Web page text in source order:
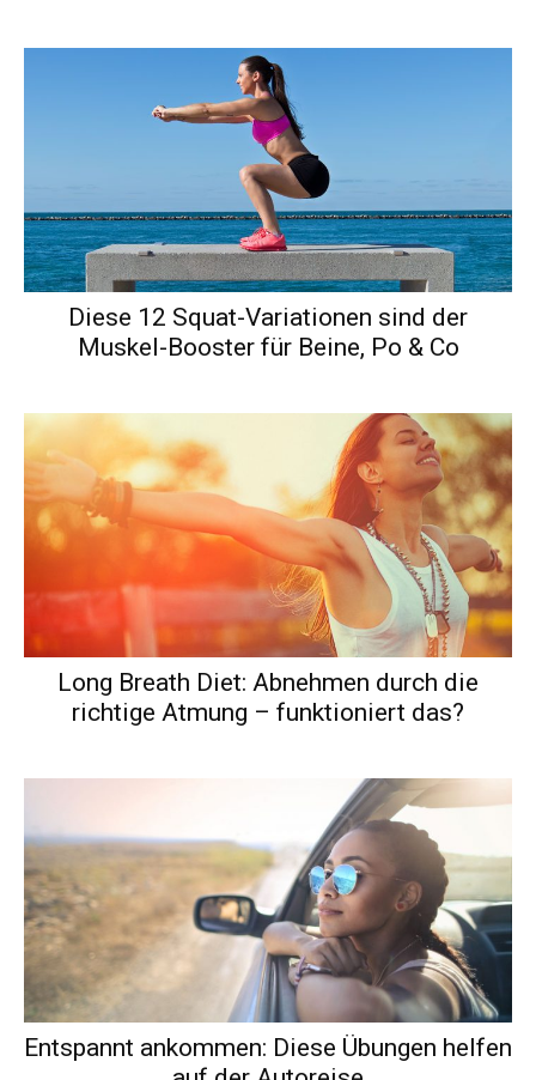
Diese 12 Squat-Variationen sind der
Muskel-Booster für Beine, Po & Co
Long Breath Diet: Abnehmen durch die
richtige Atmung – funktioniert das?
Entspannt ankommen: Diese Übungen helfen